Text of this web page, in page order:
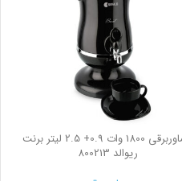
سماوربرقی 1800 وات 0.9+ 2.5 لیتر برنت
ریوالد 800213